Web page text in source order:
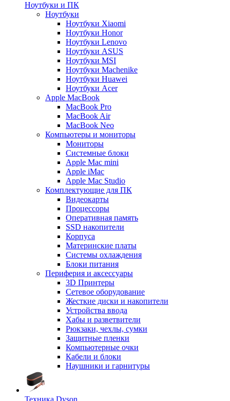
Ноутбуки и ПК
Ноутбуки
Ноутбуки Xiaomi
Ноутбуки Honor
Ноутбуки Lenovo
Ноутбуки ASUS
Ноутбуки MSI
Ноутбуки Machenike
Ноутбуки Huawei
Ноутбуки Acer
Apple MacBook
MacBook Pro
MacBook Air
MacBook Neo
Компьютеры и мониторы
Мониторы
Системные блоки
Apple Mac mini
Apple iMac
Apple Mac Studio
Комплектующие для ПК
Видеокарты
Процессоры
Оперативная память
SSD накопители
Корпуса
Материнские платы
Системы охлаждения
Блоки питания
Периферия и аксессуары
3D Принтеры
Сетевое оборудование
Жесткие диски и накопители
Устройства ввода
Хабы и разветвители
Рюкзаки, чехлы, сумки
Защитные пленки
Компьютерные очки
Кабели и блоки
Наушники и гарнитуры
Техника Dyson